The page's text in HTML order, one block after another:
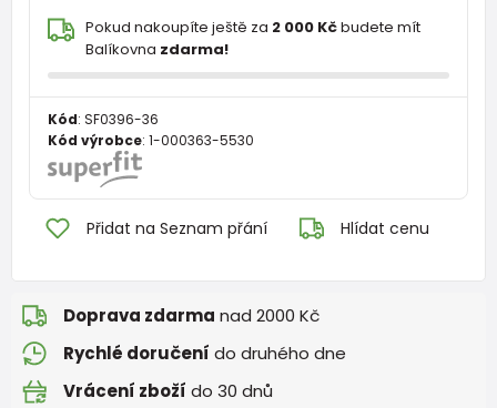
Pokud nakoupíte ještě za 2 000 Kčbudete mít
Balíkovna zdarma!
Kód: SF0396-36
Kód výrobce: 1-000363-5530
Přidat na Seznam přání Hlídat cenu
Doprava zdarma nad 2000 Kč
Rychlé doručení do druhého dne
Vrácení zboží do 30 dnů